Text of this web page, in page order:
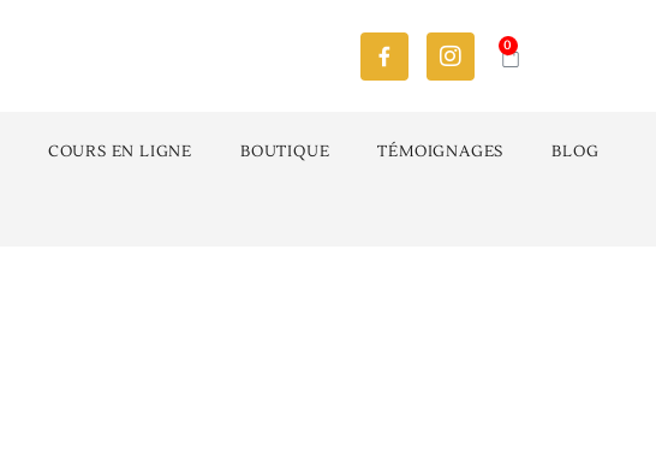
0
COURS EN LIGNE BOUTIQUE TÉMOIGNAGES BLOG